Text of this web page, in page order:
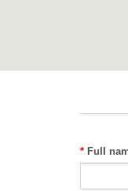
* Full